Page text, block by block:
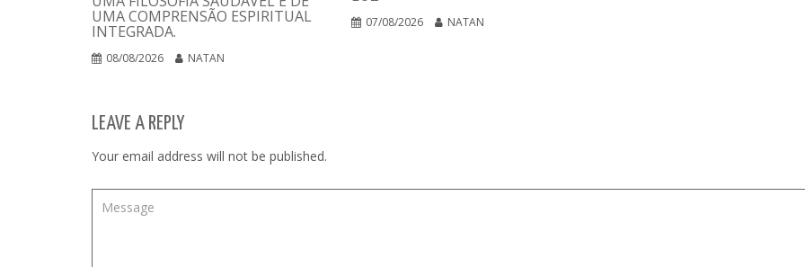
UMA COMPRENSÃO ESPIRITUAL
INTEGRADA.
08/08/2026 NATAN
07/08/2026 NATAN
LEAVE A REPLY
Your email address will not be published.